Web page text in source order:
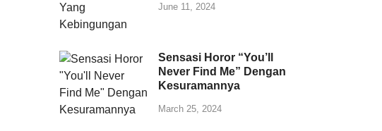
June 11, 2024
Sensasi Horor “You’ll
Never Find Me” Dengan
Kesuramannya
March 25, 2024